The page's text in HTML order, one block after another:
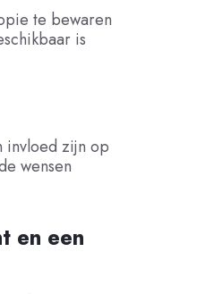
te bewaren
is
invloed zijn op
wensen
en een